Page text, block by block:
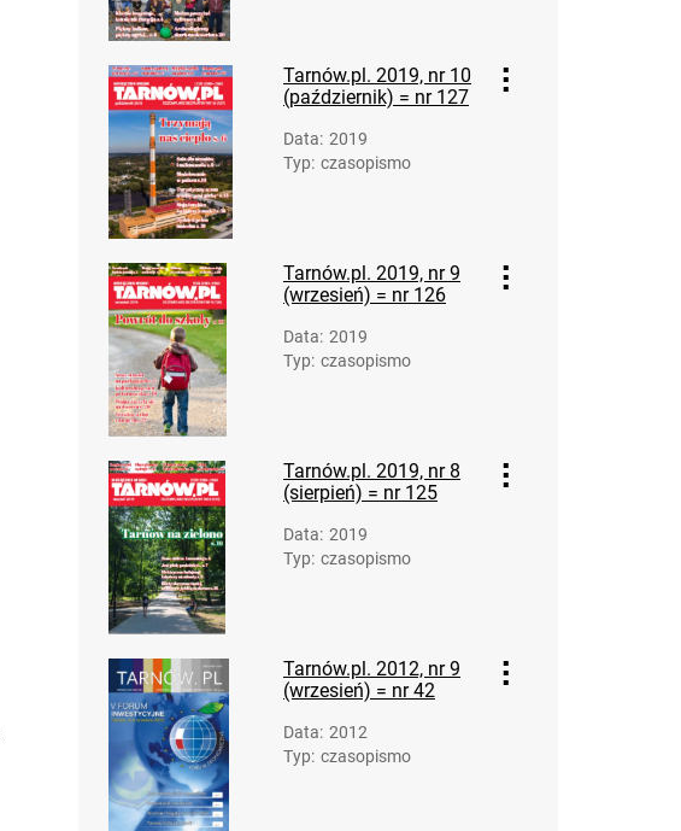
Tarnów.pl. 2019, nr 10
(październik) = nr 127
Data: 2019
Typ: czasopismo
Tarnów.pl. 2019, nr 9
(wrzesień) = nr 126
Data: 2019
Typ: czasopismo
Tarnów.pl. 2019, nr 8
(sierpień) = nr 125
Data: 2019
Typ: czasopismo
Tarnów.pl. 2012, nr 9
(wrzesień) = nr 42
Data: 2012
Typ: czasopismo